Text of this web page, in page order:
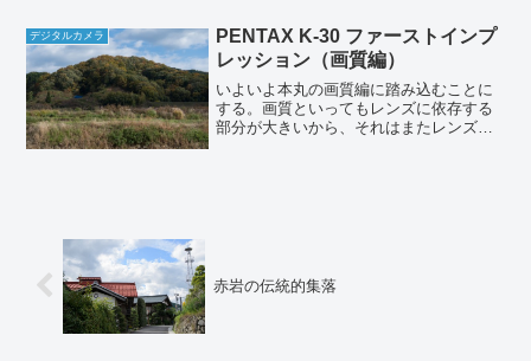
デジタルカメラ
PENTAX K-30 ファーストインプ
レッション（画質編）
いよいよ本丸の画質編に踏み込むことに
する。画質といってもレンズに依存する
部分が大きいから、それはまたレンズの
赤岩の伝統的集落